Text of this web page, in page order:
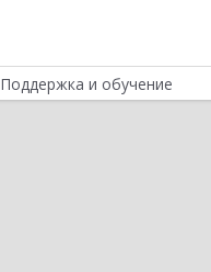
Поддержка и обучение